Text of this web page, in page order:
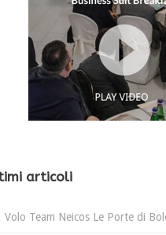
articoli
Volo Team Neicos Le Porte di